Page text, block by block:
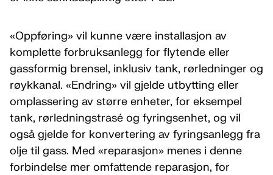
«Oppføring» vil kunne være installasjon av
komplette forbruksanlegg for flytende eller
gassformig brensel, inklusiv tank, rørledninger og
røykkanal. «Endring» vil gjelde utbytting eller
omplassering av større enheter, for eksempel
tank, rørledningstrasé og fyringsenhet, og vil
også gjelde for konvertering av fyringsanlegg fra
olje til gass. Med «reparasjon» menes i denne
forbindelse mer omfattende reparasjon, for